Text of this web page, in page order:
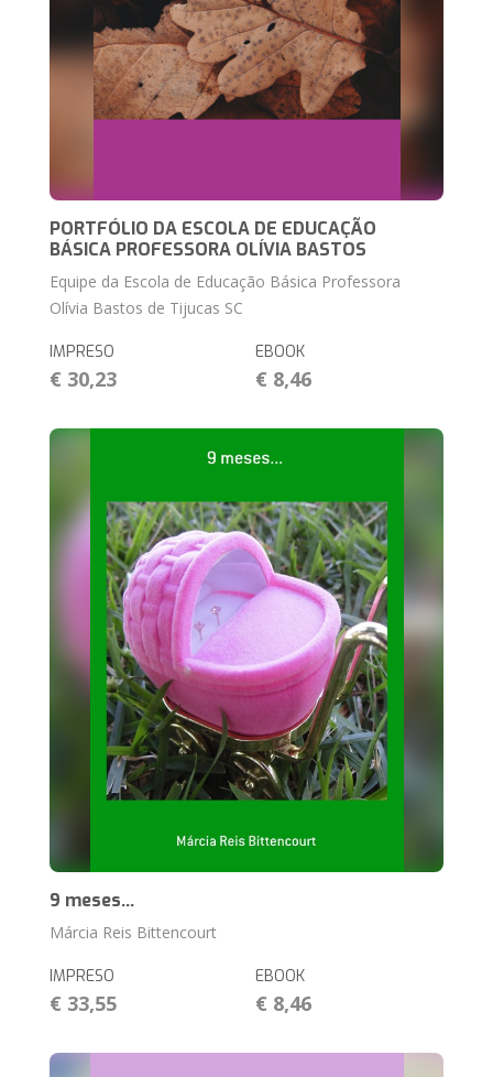
PORTFÓLIO DA ESCOLA DE EDUCAÇÃO
BÁSICA PROFESSORA OLÍVIA BASTOS
Equipe da Escola de Educação Básica Professora
Olívia Bastos de Tijucas SC
IMPRESO
€ 30,23
EBOOK
€ 8,46
9 meses...
Márcia Reis Bittencourt
IMPRESO
€ 33,55
EBOOK
€ 8,46